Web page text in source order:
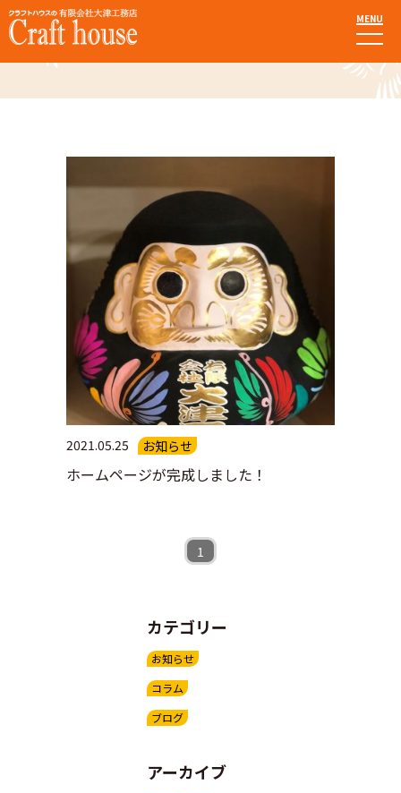
MENU
お知らせ・ブログ
2021.05.25 お知らせ
ホームページが完成しました！
1
カテゴリー
お知らせ
コラム
ブログ
アーカイブ